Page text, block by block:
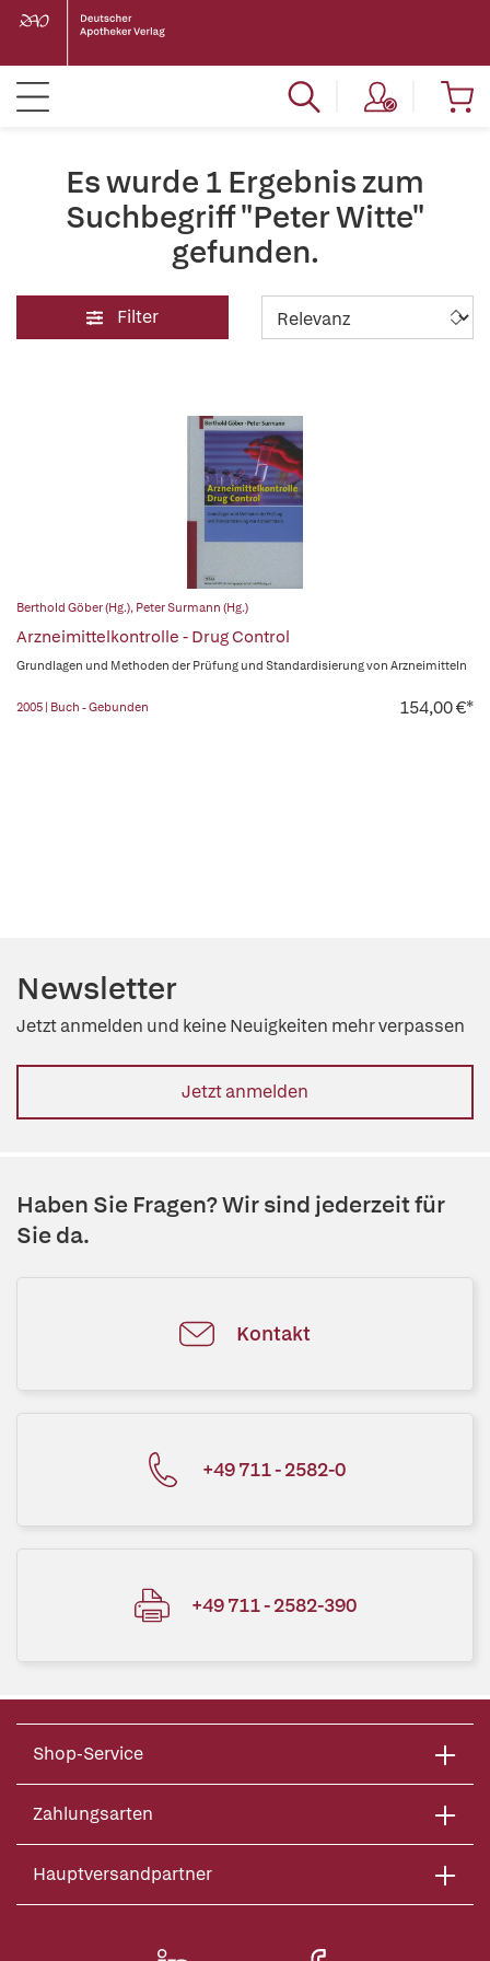
Es wurde 1 Ergebnis zum
Suchbegriff "Peter Witte"
gefunden.
Filter
Berthold Göber (Hg.), Peter Surmann (Hg.)
Arzneimittelkontrolle - Drug Control
Grundlagen und Methoden der Prüfung und Standardisierung von Arzneimitteln
2005 | Buch - Gebunden 154,00 €*
Newsletter
Jetzt anmelden und keine Neuigkeiten mehr verpassen
Jetzt anmelden
Haben Sie Fragen? Wir sind jederzeit für
Sie da.
Kontakt
+49 711 - 2582-0
+49 711 - 2582-390
Shop-Service
Zahlungsarten
Hauptversandpartner